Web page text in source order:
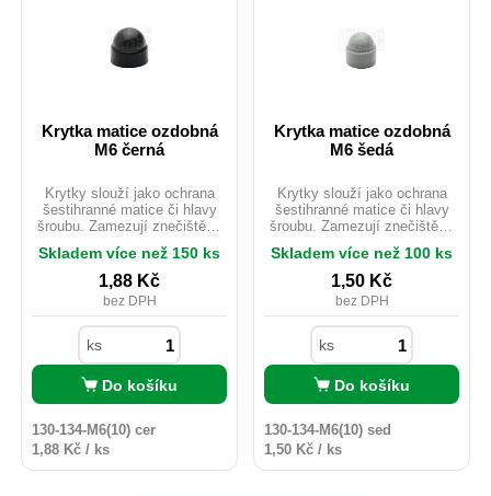
Krytka matice ozdobná
M6 černá
Krytky slouží jako ochrana
šestihranné matice či hlavy
šroubu. Zamezují znečištění,
spojovací materiál proti
povětrnostním podmínkám.
Jsou dostupné v různých
barvách. Vhodné i pro
venkovní použití.
Skladem více než 150 ks
1,88 Kč
bez DPH
ks
Do košíku
130-134-M6(10) cer
1,88 Kč / ks
Krytka matice ozdobná
M6 šedá
Krytky slouží jako ochrana
šestihranné matice či hlavy
šroubu. Zamezují znečištění,
spojovací materiál proti
povětrnostním podmínkám.
Jsou dostupné v různých
barvách. Vhodné i pro
venkovní použití.
Skladem více než 100 ks
1,50 Kč
bez DPH
ks
Do košíku
130-134-M6(10) sed
1,50 Kč / ks